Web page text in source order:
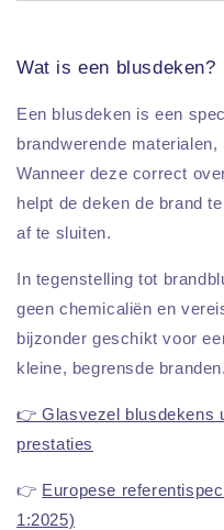
Wat is een blusdeken?
Een blusdeken is een
brandwerende
Wanneer deze correct
helpt de deken de brand
af te sluiten.
In tegenstelling tot
geen chemicaliën en
bijzonder geschikt voor
kleine, begrensde branden.
👉 Glasvezel blusdekens
prestaties
👉 Europese
1:2025)